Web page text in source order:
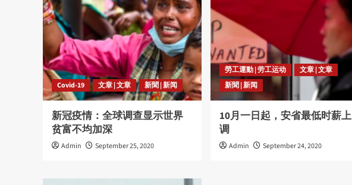
Covid-19 文章 | 文章 新聞 | 新闻
新冠疫情：全球调查显示世界
贫富不均加深
Admin September 25, 2020
勞工運動 | 劳工运动
文章 | 文章
新聞 | 新闻
10月一日起，安省最低时薪上
调
Admin September 24, 2020